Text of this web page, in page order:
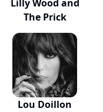
Lilly Wood and
The Prick
Lou Doillon